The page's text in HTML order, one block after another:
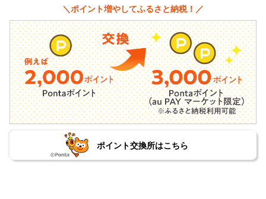
＼ポイント増やしてふるさと納税！／
ポイント交換所はこちら